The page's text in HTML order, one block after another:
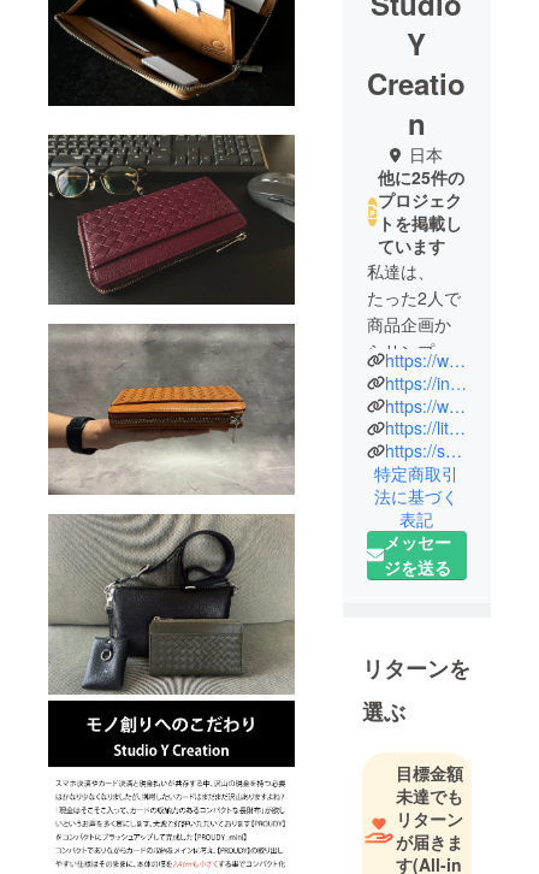
Y
Creatio
n
日本
他に25件の
プロジェク
トを掲載し
ています
私達は、
たった2人で
商品企画か
らサンプル
製作、お客
様への発送
作業を心を
込めて行っ
ておりま
す。 長年、
革製品に携
わり国内及
ち、日本鞄
ハンドバッ
グ協会技術
認定【小物
紳士1級】及
び【小物婦
人1級】を取
得した1人が
https://www.studio-y-creation.com/
https://instagram.com/studioycreation
https://www.youtube.com/@studioycreation3684
https://lit.link/studioycreation
https://syc-tokyo.com/
特定商取引
法に基づく
表記
メッセー
ジを送る
リターンを
選ぶ
目標金額
未達でも
リターン
が届きま
す(All-in